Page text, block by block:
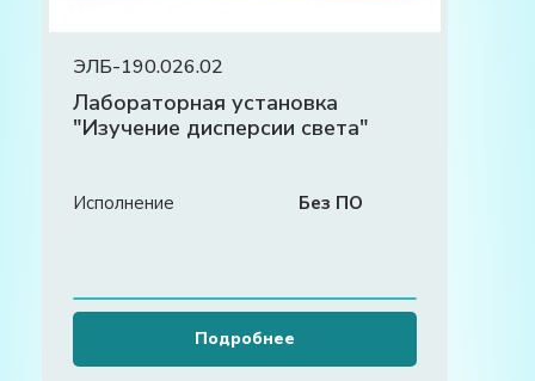
ЭЛБ-190.026.02
Лабораторная установка
"Изучение дисперсии света"
Исполнение Без ПО
Подробнее